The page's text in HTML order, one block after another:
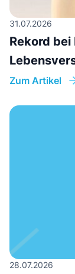
31.07.2026
Rekord
Zum Artikel
28.07.2026